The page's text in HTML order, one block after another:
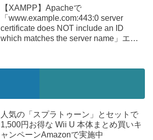
【XAMPP】Apacheで
「www.example.com:443:0 server
certificate does NOT include an ID
which matches the server name」エラ
人気の「スプラトゥーン」とセットで
1,500円お得な Wii U 本体まとめ買いキ
ャンペーンAmazonで実施中